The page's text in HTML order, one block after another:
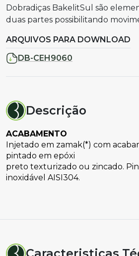
Dobradiças BakelitSul são
duas partes possibilitando
ARQUIVOS PARA DOWNLOAD
DB-CEH9060
Descrição
ACABAMENTO
Injetado em zamak(*) com
pintado em epóxi
preto texturizado ou zincado.
inoxidável AISI304.
Caracteristicas